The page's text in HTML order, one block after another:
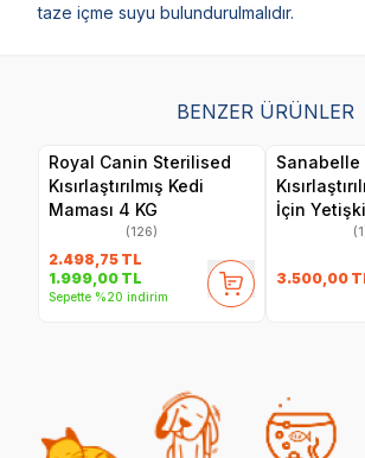
taze içme suyu bulundurulmalıdır.
BENZER ÜRÜNLER
Royal Canin Sterilised
Kısırlaştırılmış Kedi
Maması 4 KG
(126)
2.498,75 TL
1.999,00 TL
Sepette %20 indirim
İçin
Maması 8
3.500,00